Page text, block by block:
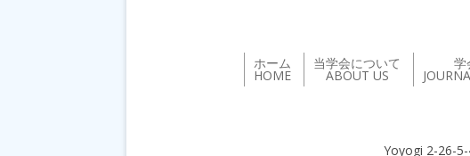
ホーム
HOME
当学会について
ABOUT US
学
Yoyogi 2-26-